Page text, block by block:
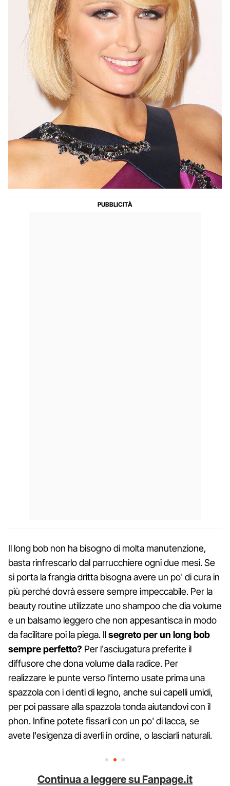
Il long bob non ha bisogno di molta manutenzione,
basta rinfrescarlo dal parrucchiere ogni due mesi. Se
si porta la frangia dritta bisogna avere un po' di cura in
più perché dovrà essere sempre impeccabile. Per la
beauty routine utilizzate uno shampoo che dia volume
e un balsamo leggero che non appesantisca in modo
da facilitare poi la piega. Ilsegreto per un long bob
sempre perfetto? Per l'asciugatura preferite il
diffusore che dona volume dalla radice. Per
realizzare le punte verso l'interno usate prima una
spazzola con i denti di legno, anche sui capelli umidi,
per poi passare alla spazzola tonda aiutandovi con il
phon. Infine potete fissarli con un po' di lacca, se
avete l'esigenza di averli in ordine, o lasciarli naturali.
Continua a leggere su Fanpage.it